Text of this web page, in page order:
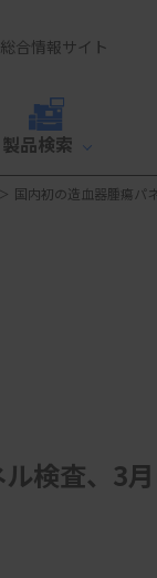
合情報サイト
製品検索
＞ 国内初の造血器腫瘍パ
ル検査、3